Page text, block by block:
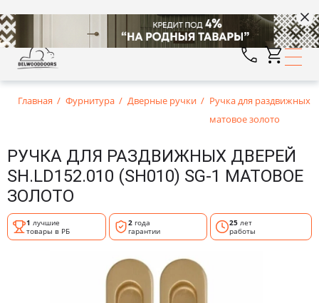
Главная Фурнитура Дверные ручки
Ручка для раздвижных
матовое золото
РУЧКА ДЛЯ РАЗДВИЖНЫХ ДВЕРЕЙ
SH.LD152.010 (SH010) SG-1 МАТОВОЕ
ЗОЛОТО
1 лучшие
товары в РБ
2года
гарантии
25 лет
работы